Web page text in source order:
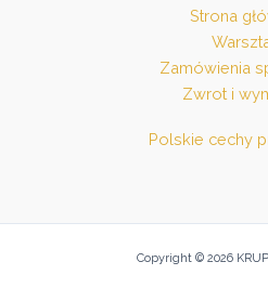
Strona
Zamówienia
Zwrot i
Polskie cechy
Copyright © 2026